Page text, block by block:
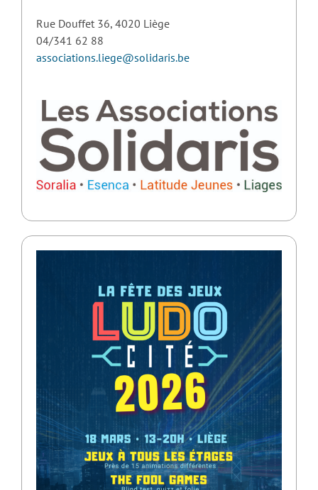
Rue Douffet 36, 4020 Liège
04/341 62 88
associations.liege@solidaris.be